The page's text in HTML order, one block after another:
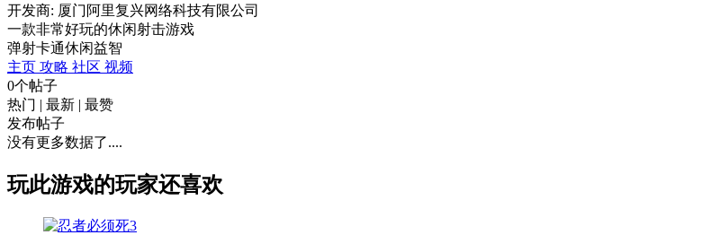
开发商: 厦门阿里复兴网络科技有限公司
一款非常好玩的休闲射击游戏
弹射卡通休闲益智
主页 攻略 社区 视频
0个帖子
热门 | 最新 | 最赞
发布帖子
没有更多数据了....
玩此游戏的玩家还喜欢